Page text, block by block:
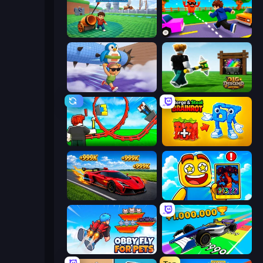
Brainrot Tower Defence Robby: Cross the Road for Brainrot
BrainZombie Log Escape Dig and Descend: Obby Mine
Build a Rollercoaster: Simulator Merge & Steal Brainrot
Obby Cards: The Legend Hunt
Obby Fly For Pets Obby Car Challenge: Drive